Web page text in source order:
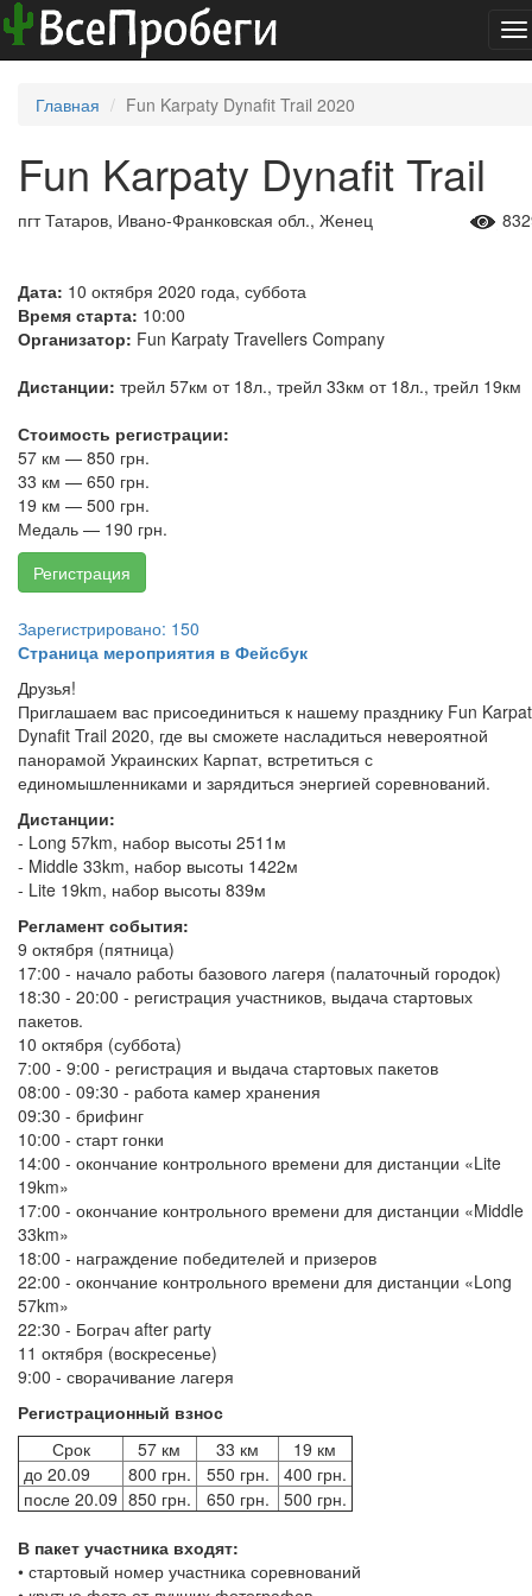
Главная Fun Karpaty Dynafit Trail 2020
Fun Karpaty Dynafit Trail
пгт Татаров, Ивано-Франковская обл., Женец
Дата: 10 октября 2020 года, суббота
Время старта: 10:00
Организатор: Fun Karpaty Travellers Company
Дистанции: трейл 57км от 18л., трейл 33км от 18л., трейл 19км
Стоимость регистрации:
57 км — 850 грн.
33 км — 650 грн.
19 км — 500 грн.
Медаль — 190 грн.
Регистрация
Зарегистрировано: 150
Страница мероприятия в Фейсбук
Друзья!
Приглашаем вас присоединиться к нашему празднику Fun
Dynafit Trail 2020, где вы сможете насладиться невероятной
панорамой Украинских Карпат, встретиться с
единомышленниками и зарядиться энергией соревнований.
Дистанции:
- Long 57km, набор высоты 2511м
- Middle 33km, набор высоты 1422м
- Lite 19km, набор высоты 839м
Регламент события:
9 октября (пятница)
17:00 - начало работы базового лагеря (палаточный городок)
18:30 - 20:00 - регистрация участников, выдача стартовых
пакетов.
10 октября (суббота)
7:00 - 9:00 - регистрация и выдача стартовых пакетов
08:00 - 09:30 - работа камер хранения
09:30 - брифинг
10:00 - старт гонки
14:00 - окончание контрольного времени для дистанции «Lite
19km»
17:00 - окончание контрольного времени для дистанции «Middle
33km»
18:00 - награждение победителей и призеров
22:00 - окончание контрольного времени для дистанции «Long
57km»
22:30 - Бограч after party
11 октября (воскресенье)
9:00 - сворачивание лагеря
Регистрационный взнос
Срок
57 км 33 км
19 км
до 20.09
800 грн. 550 грн.
400 грн.
после 20.09 850 грн. 650 грн. 500 грн.
В пакет участника входят:
• стартовый номер участника соревнований